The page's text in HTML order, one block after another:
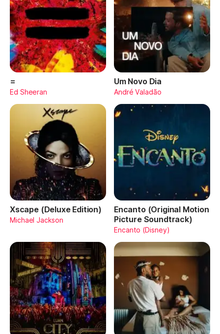
=
Ed Sheeran
Um Novo Dia
André Valadão
Xscape (Deluxe Edition)
Michael Jackson
Encanto (Original Motion
Picture Soundtrack)
Encanto (Disney)